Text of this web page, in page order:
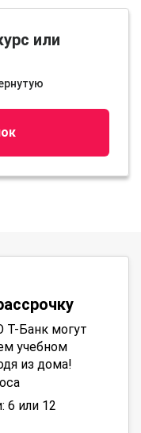
или
Т-Банк могут
учебном
из дома!
6 или 12